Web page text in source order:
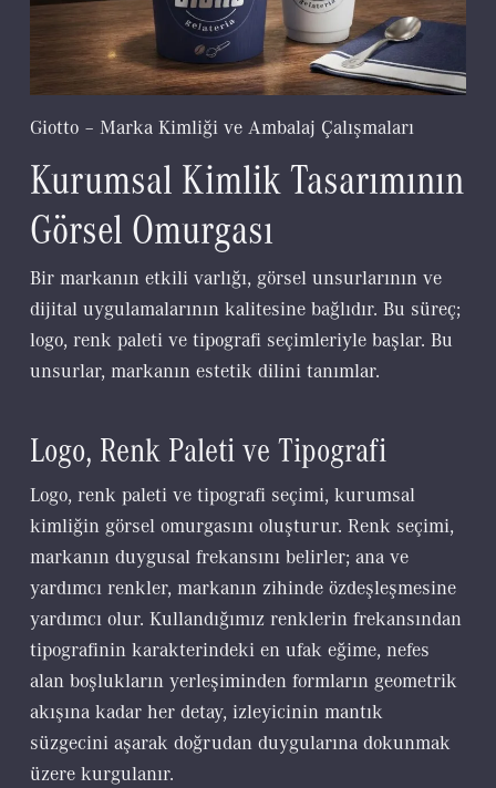
Giotto – Marka Kimliği ve Ambalaj Çalışmaları
Kurumsal Kimlik Tasarımının
Görsel Omurgası
Bir markanın etkili varlığı, görsel unsurlarının ve
dijital uygulamalarının kalitesine bağlıdır. Bu süreç;
logo, renk paleti ve tipografi seçimleriyle başlar. Bu
unsurlar, markanın estetik dilini tanımlar.
Logo, Renk Paleti ve Tipografi
Logo, renk paleti ve tipografi seçimi, kurumsal
kimliğin görsel omurgasını oluşturur. Renk seçimi,
markanın duygusal frekansını belirler; ana ve
yardımcı renkler, markanın zihinde özdeşleşmesine
yardımcı olur. Kullandığımız renklerin frekansından
tipografinin karakterindeki en ufak eğime, nefes
alan boşlukların yerleşiminden formların geometrik
akışına kadar her detay, izleyicinin mantık
süzgecini aşarak doğrudan duygularına dokunmak
üzere kurgulanır.